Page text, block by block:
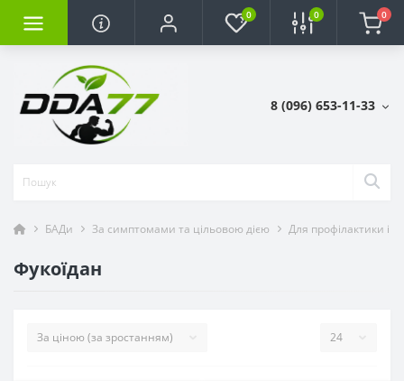
0 0 0
8 (096) 653-11-33
БАДи За симптомами та цільовою дією Для профілактики
Фукоїдан